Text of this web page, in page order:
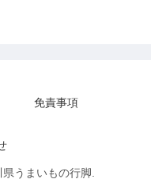
免責事項
うまいもの行脚.